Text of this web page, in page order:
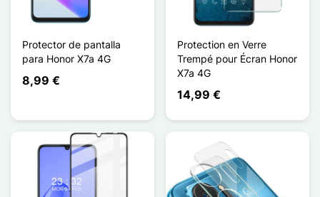
Protector de pantalla
para Honor X7a 4G
8,99 €
Protection en Verre
Trempé pour Écran Honor
X7a 4G
14,99 €